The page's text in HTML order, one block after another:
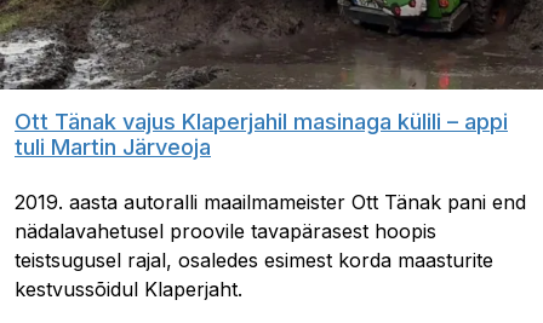
Ott Tänak vajus Klaperjahil masinaga külili – appi
tuli Martin Järveoja
2019. aasta autoralli maailmameister Ott Tänak pani end
nädalavahetusel proovile tavapärasest hoopis
teistsugusel rajal, osaledes esimest korda maasturite
kestvussõidul Klaperjaht.